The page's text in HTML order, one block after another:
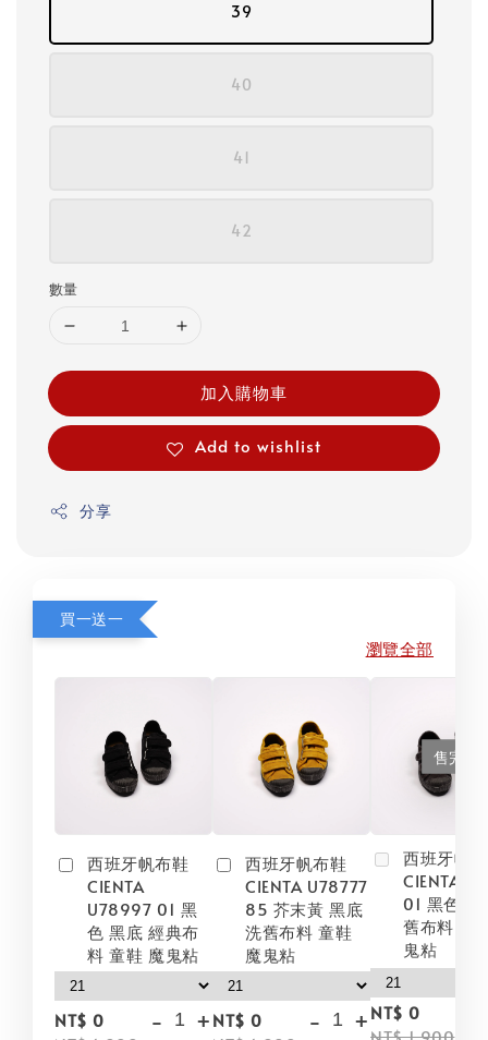
39
40
41
42
數量
加入購物車
Add to wishlist
分享
買一送一
瀏覽全部
西班牙帆布鞋
CIENTA
U78997 01 黑
色 黑底 經典布
料 童鞋 魔鬼粘
NT$ 0
- +
西班牙帆布鞋
CIENTA U78777
85 芥末黃 黑底
洗舊布料 童鞋
魔鬼粘
NT$ 0
- +
售完
西班牙帆
CIENTA
01 黑色 黑
舊布料 童
鬼粘
NT$ 0